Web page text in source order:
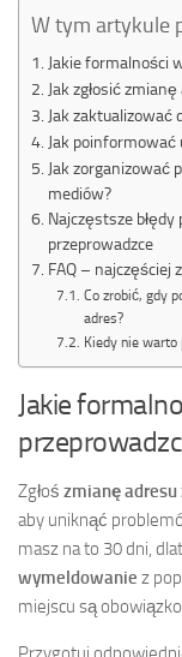
W tym artykule
Jakie formalności
Jak zgłosić
Jak zaktualizować
Jak
Jak zorganizować
mediów?
Najczęstsze
przeprowadzce
FAQ – najczęściej
Co zrobić, gdy
adres?
Kiedy nie warto
Jakie
Zgłoś zmianę
aby uniknąć
masz na to 30 dni,
wymeldowanie z
miejscu są